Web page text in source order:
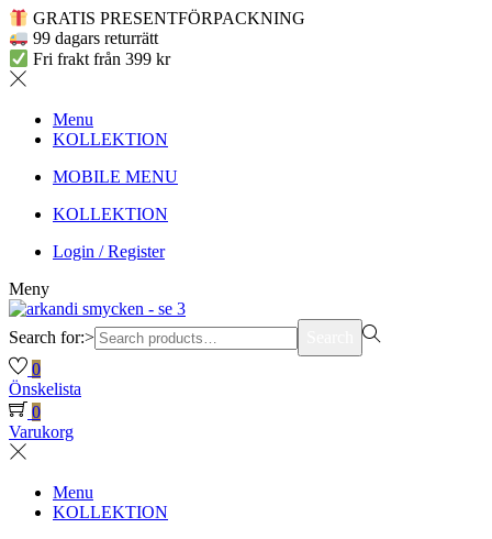
GRATIS PRESENTFÖRPACKNING
99 dagars returrätt
Fri frakt från 399 kr
Menu
KOLLEKTION
MOBILE MENU
KOLLEKTION
Login / Register
Meny
Search for:>
0
Önskelista
0
Varukorg
Menu
KOLLEKTION